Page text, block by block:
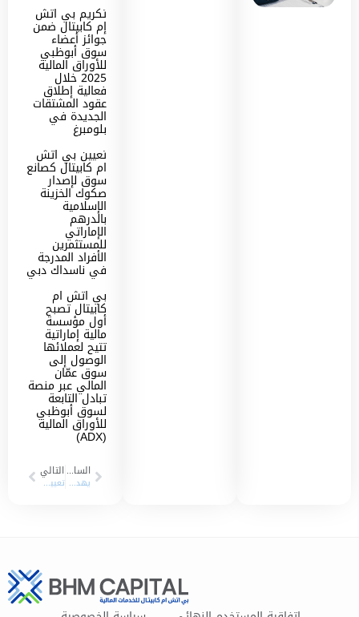
تكريم بي اتش
إم كابيتال ضمن
جوائز أعضاء
سوق أبوظبي
للأوراق المالية
2025 خلال
فعالية إطلاق
عقود المشتقات
الجديدة في
بلومبرغ
تعيين بي اتش
ام كابيتال كصانع
سوق لإصدار
صكوك الخزينة
الإسلامية
بالدرهم
الإماراتي
للمستثمرين
الأفراد المدرجة
في ناسداك دبي
بي اتش ام
كابيتال تصبح
أول مؤسسة
مالية إماراتية
تتيح لعملائها
الوصول إلى
سوق عمّان
المالي عبر منصة
تبادل التابعة
لسوق أبوظبي
للأوراق المالية
(ADX)
السابق
يهدف البرنامج إلى بناء وإعداد قيادات وطنية قادرة على قيادة مستقبل الإمارات الاقتصادي شركة بي إتش مباشر تشارك في فعاليات برنامج الاقتصاديين الشباب
التالي
تعيين “بي إتش مباشر” كمزود للسيولة من قبل شركة الخليج للملاحة القابضة